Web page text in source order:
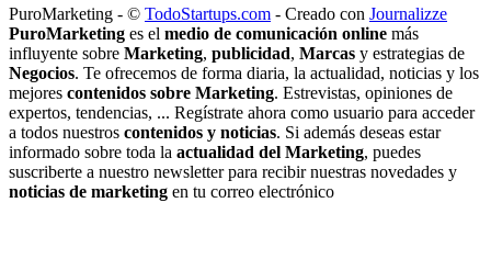
PuroMarketing - © TodoStartups.com - Creado con Journalizze
PuroMarketing es el medio de comunicación online más
influyente sobre Marketing, publicidad, Marcas y estrategias de
Negocios. Te ofrecemos de forma diaria, la actualidad, noticias y los
mejores contenidos sobre Marketing. Estrevistas, opiniones de
expertos, tendencias, ... Regístrate ahora como usuario para acceder
a todos nuestros contenidos y noticias. Si además deseas estar
informado sobre toda la actualidad del Marketing, puedes
suscriberte a nuestro newsletter para recibir nuestras novedades y
noticias de marketing en tu correo electrónico